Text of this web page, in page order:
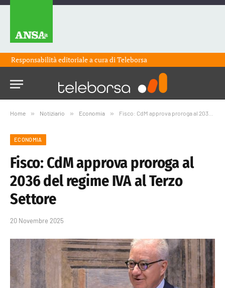
Responsabilità editoriale a cura diTeleborsa
Home » Notiziario » Economia » Fisco: CdM approva proroga al 2036 del regime IVA al Terzo Settore
ECONOMIA
Fisco: CdM approva proroga al
2036 del regime IVA al Terzo
Settore
20 Novembre 2025